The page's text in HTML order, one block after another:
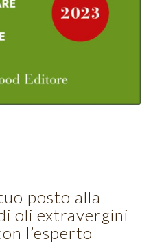
posto alla
oli extravergini
l’esperto